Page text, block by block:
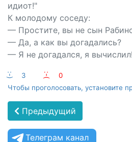
идиот!"
К молодому соседу:
— Простите, вы не сын
— Да, а как вы догадались?
— Я не догадался, я вычислил!
:-) 3 :-(
0
Чтобы проголосовать, установите
Предыдущий
Телеграм канал